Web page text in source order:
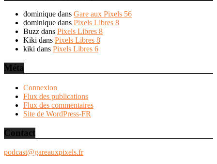
dominique dans Gare aux Pixels 56
dominique dans Pixels Libres 8
Buzz dans Pixels Libres 8
Kiki dans Pixels Libres 8
kiki dans Pixels Libres 6
Méta
Connexion
Flux des publications
Flux des commentaires
Site de WordPress-FR
Contact
podcast@gareauxpixels.fr